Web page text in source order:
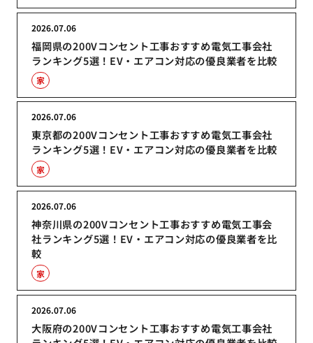
福岡県の200Vコンセント工事おすすめ電気工事会社
ランキング5選！EV・エアコン対応の優良業者を比較
2026.07.06
家
東京都の200Vコンセント工事おすすめ電気工事会社
ランキング5選！EV・エアコン対応の優良業者を比較
2026.07.06
家
神奈川県の200Vコンセント工事おすすめ電気工事会
社ランキング5選！EV・エアコン対応の優良業者を比
較
2026.07.06
家
大阪府の200Vコンセント工事おすすめ電気工事会社
2026.07.06